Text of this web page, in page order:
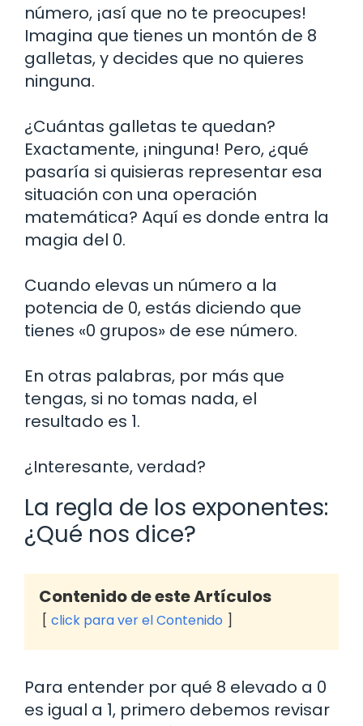
número, ¡así que no te preocupes!
Imagina que tienes un montón de 8
galletas, y decides que no quieres
ninguna.
¿Cuántas galletas te quedan?
Exactamente, ¡ninguna! Pero, ¿qué
pasaría si quisieras representar esa
situación con una operación
matemática? Aquí es donde entra la
magia del 0.
Cuando elevas un número a la
potencia de 0, estás diciendo que
tienes «0 grupos» de ese número.
En otras palabras, por más que
tengas, si no tomas nada, el
resultado es 1.
¿Interesante, verdad?
La regla de los exponentes:
¿Qué nos dice?
Contenido de este Artículos
click para ver el Contenido
Para entender por qué 8 elevado a 0
es igual a 1, primero debemos revisar